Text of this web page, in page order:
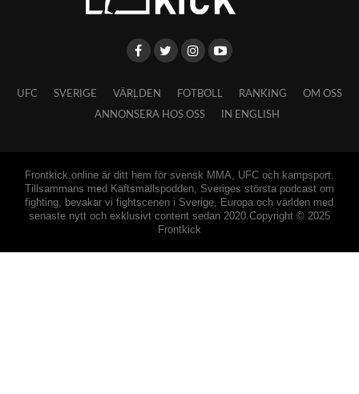
UFC SVERIGE VÄRLDEN FOTBOLL RANKING OM OSS
ANNONSERA HOS OSS IN ENGLISH
Frontkick.online är ditt hem för svensk MMA, UFC och kampsport.
Tillsammans med Käftsmällspodden, Sveriges största podcast om
fighting, bevakar vi fightscenen i Sverige, Europa och världen med
senaste nytt och exklusivt content sedan 2020.Copyright © 2025
Frontkick